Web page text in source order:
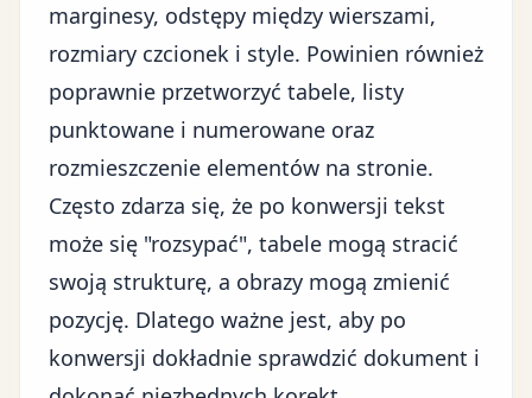
marginesy, odstępy między wierszami,
rozmiary czcionek i style. Powinien również
poprawnie przetworzyć tabele, listy
punktowane i numerowane oraz
rozmieszczenie elementów na stronie.
Często zdarza się, że po konwersji tekst
może się "rozsypać", tabele mogą stracić
swoją strukturę, a obrazy mogą zmienić
pozycję. Dlatego ważne jest, aby po
konwersji dokładnie sprawdzić dokument i